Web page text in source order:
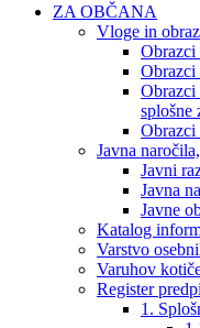
ZA OBČANA
Vloge in
Obrazci
Obrazci
Obrazci
splošne
Obrazci
Javna
Javni
Javna
Javne
Katalog
Varstvo
Varuhov
Register
1.